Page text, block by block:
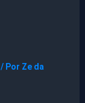
/ Por Ze da